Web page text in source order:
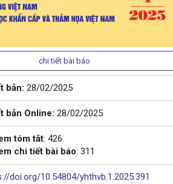
chi tiết bài báo
bản: 28/02/2025
bản Online: 28/02/2025
tóm tắt: 426
chi tiết bài báo: 311
doi.org/10.54804/yhthvb.1.2025.391